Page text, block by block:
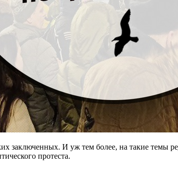
заключенных. И уж тем более, на такие темы
протеста.